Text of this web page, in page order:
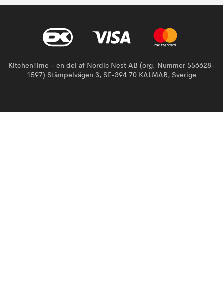
KitchenTime - en del af Nordic Nest AB (org. Nummer 556628-
1597) Stämpelvägen 3, SE-394 70 KALMAR, Sverige